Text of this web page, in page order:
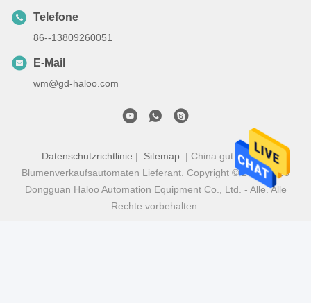
Telefone
86--13809260051
E-Mail
wm@gd-haloo.com
Datenschutzrichtlinie | Sitemap| China gut Qualität
Blumenverkaufsautomaten Lieferant. Copyright © 2022-2026
Dongguan Haloo Automation Equipment Co., Ltd. - Alle. Alle
Rechte vorbehalten.